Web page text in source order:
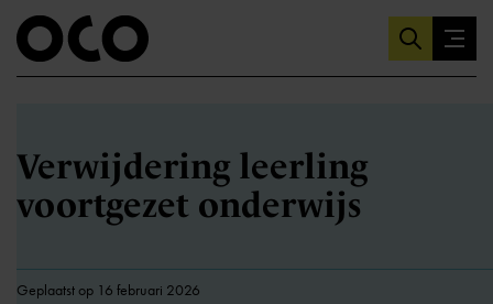
Verwijdering leerling
voortgezet onderwijs
Geplaatst op 16 februari 2026